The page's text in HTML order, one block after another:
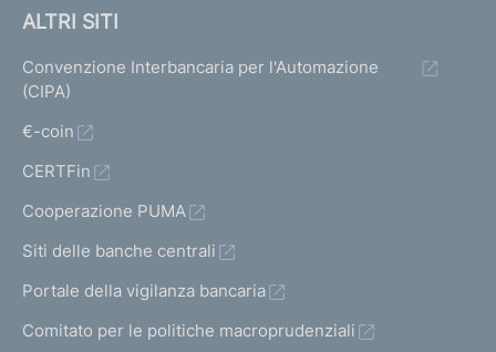
ALTRI SITI
Convenzione Interbancaria per l'Automazione
(CIPA)
€-coin
CERTFin
Cooperazione PUMA
Siti delle banche centrali
Portale della vigilanza bancaria
Comitato per le politiche macroprudenziali